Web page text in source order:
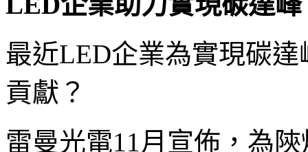
最近LED企業為實現碳
貢獻？
雷曼光電11月宣佈，為